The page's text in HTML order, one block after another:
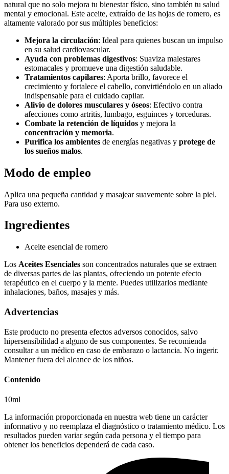
natural que no solo mejora tu bienestar físico, sino también tu salud
mental y emocional. Este aceite, extraído de las hojas de romero, es
altamente valorado por sus múltiples beneficios:
Mejora la circulación: Ideal para quienes buscan un impulso
en su salud cardiovascular.
Ayuda con problemas digestivos: Suaviza malestares
estomacales y promueve una digestión saludable.
Tratamientos capilares: Aporta brillo, favorece el
crecimiento y fortalece el cabello, convirtiéndolo en un aliado
indispensable para el cuidado capilar.
Alivio de dolores musculares y óseos: Efectivo contra
afecciones como artritis, lumbago, esguinces y torceduras.
Combate la retención de líquidos y mejora la
concentración y memoria.
Purifica los ambientes de energías negativas y protege de
los sueños malos.
Modo de empleo
Aplica una pequeña cantidad y masajear suavemente sobre la piel.
Para uso externo.
Ingredientes
Aceite esencial de romero
Los Aceites Esenciales son concentrados naturales que se extraen
de diversas partes de las plantas, ofreciendo un potente efecto
terapéutico en el cuerpo y la mente. Puedes utilizarlos mediante
inhalaciones, baños, masajes y más.
Advertencias
Este producto no presenta efectos adversos conocidos, salvo
hipersensibilidad a alguno de sus componentes. Se recomienda
consultar a un médico en caso de embarazo o lactancia. No ingerir.
Mantener fuera del alcance de los niños.
Contenido
10ml
La información proporcionada en nuestra web tiene un carácter
informativo y no reemplaza el diagnóstico o tratamiento médico. Los
resultados pueden variar según cada persona y el tiempo para
obtener los beneficios dependerá de cada caso.